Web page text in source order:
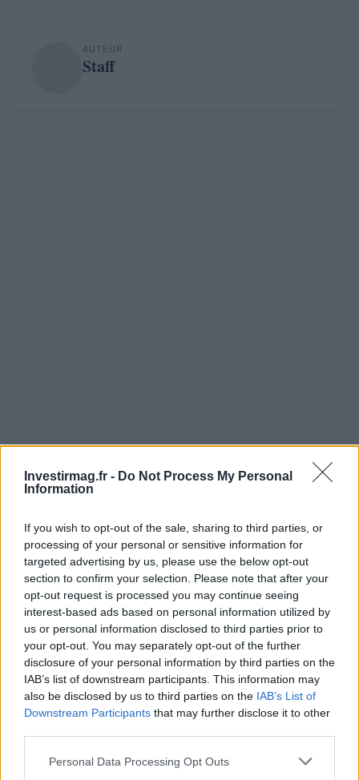
Investirmag.fr - Do Not Process My Personal
Information
If you wish to opt-out of the sale, sharing to third parties, or
processing of your personal or sensitive information for
targeted advertising by us, please use the below opt-out
section to confirm your selection. Please note that after your
opt-out request is processed you may continue seeing
interest-based ads based on personal information utilized by
us or personal information disclosed to third parties prior to
your opt-out. You may separately opt-out of the further
disclosure of your personal information by third parties on the
IAB’s list of downstream participants. This information may
also be disclosed by us to third parties on the IAB’s List of
Downstream Participants that may further disclose it to other
Please note that this website/app uses one or more Google
Personal Data Processing Opt Outs
AUTEUR
Staff
Continuez la lecture
NEWS
Juliette Bernard · 4 Août 2026